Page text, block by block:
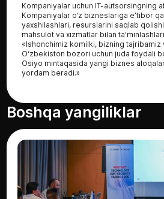
Kompaniyalar uchun IT-autsorsingning
Kompaniyalar o‘z bizneslariga e’tibor
yaxshilashlari, resurslarini saqlab
mahsulot va xizmatlar bilan
«Ishonchimiz komilki, bizning tajribamiz
O‘zbekiston bozori uchun juda foydali
Osiyo mintaqasida yangi biznes
yordam beradi.»
Boshqa yangiliklar